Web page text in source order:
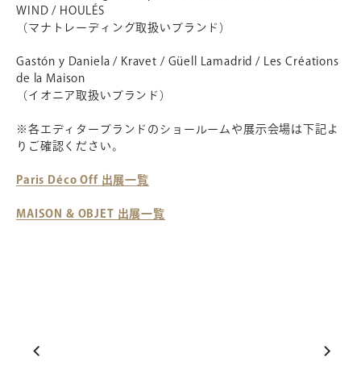
WIND / HOULÉS
（マナトレーディング取扱いブランド）
Gastón y Daniela / Kravet / Güell Lamadrid / Les Créations
de la Maison
（イオニア取扱いブランド）
※各エディターブランドのショールームや展示会場は下記よ
りご確認ください。
Paris Déco Off 出展一覧
MAISON & OBJET 出展一覧